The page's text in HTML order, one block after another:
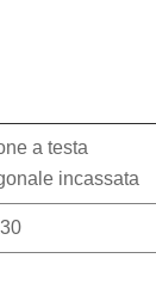
a testa
incassata